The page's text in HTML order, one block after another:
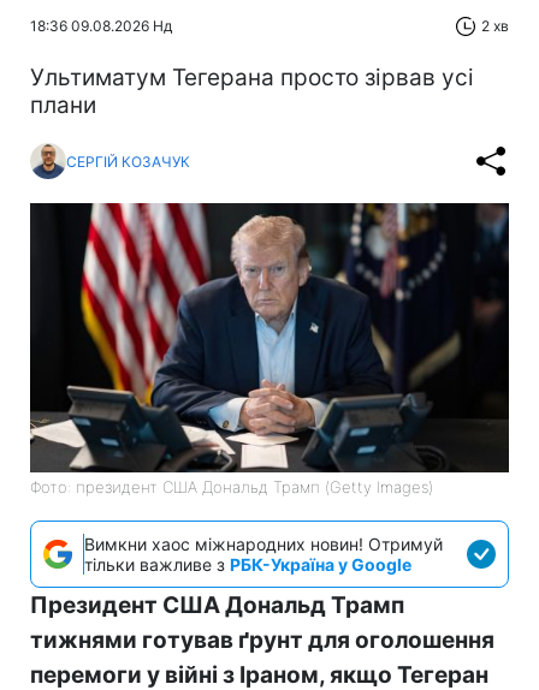
18:36 09.08.2026 Нд 2 хв
Ультиматум Тегерана просто зірвав усі
плани
СЕРГІЙ КОЗАЧУК
Фото: президент США Дональд Трамп (Getty Images)
Вимкни хаос міжнародних новин! Отримуй
тільки важливе з РБК-Україна у Google
Президент США Дональд Трамп
тижнями готував ґрунт для оголошення
перемоги у війні з Іраном, якщо Тегеран